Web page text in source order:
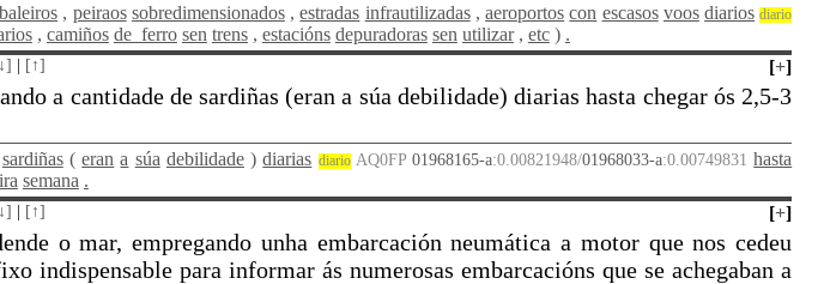
baleiros , peiraos sobredimensionados , estradas infrautilizadas , aeroportos con escasos voos diarios diario
, camiños de_ferro sen trens , estacións depuradoras sen utilizar , etc ) .
[↑] [+]
a cantidade de sardiñas (eran a súa debilidade) diarias hasta chegar ós 2,5-3
sardiñas ( eran a súa debilidade ) diarias diarioAQ0FP 01968165-a:0.00821948/01968033-a:0.00749831 hasta
semana .
[↑] [+]
o mar, empregando unha embarcación neumática a motor que nos cedeu
indispensable para informar ás numerosas embarcacións que se achegaban a